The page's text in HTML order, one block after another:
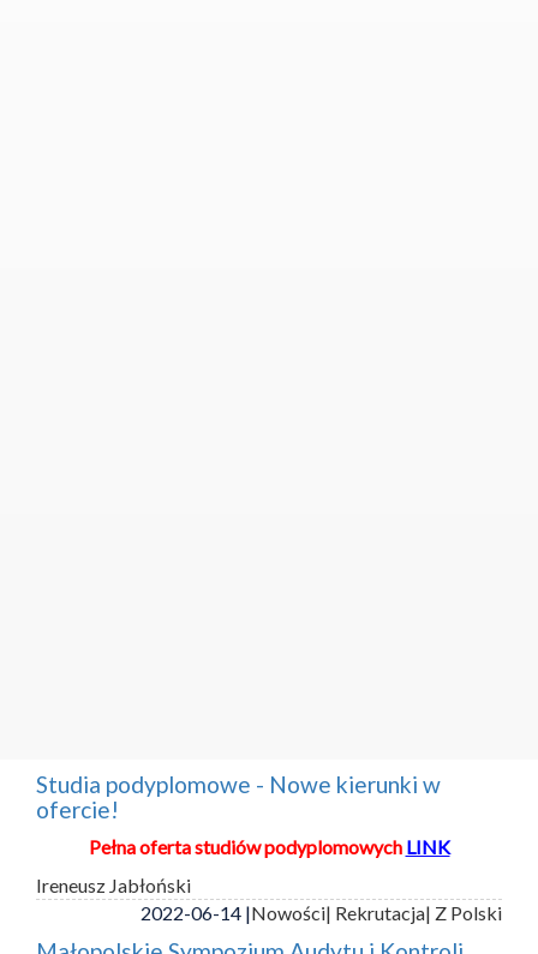
Studia podyplomowe - Nowe kierunki w
ofercie!
Pełna oferta studiów podyplomowych LINK
Ireneusz Jabłoński
2022-06-14 |Nowości| Rekrutacja| Z Polski